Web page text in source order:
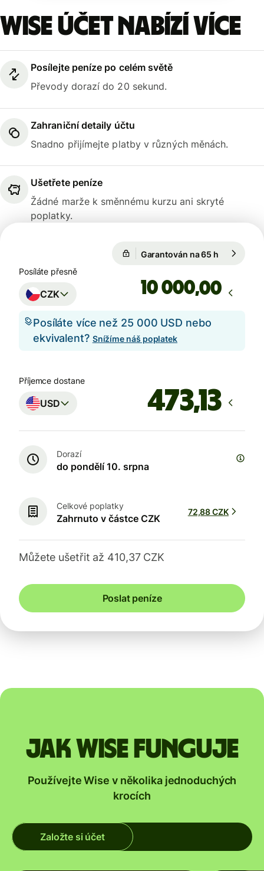
Wise účet nabízí více
Posílejte peníze po celém světě
Převody dorazí do 20 sekund.
Zahraniční detaily účtu
Snadno přijímejte platby v různých měnách.
Ušetřete peníze
Žádné marže k směnnému kurzu ani skryté
poplatky.
Garantován na 65 h
Posíláte přesně
CZK ,00
Posíláte více než 25 000 USD nebo
ekvivalent? Snížíme náš poplatek
Příjemce dostane
USD
Dorazí
do pondělí 10. srpna
Celkové poplatky
Zahrnuto v částce CZK
72,88 CZK
Můžete ušetřit až 410,37 CZK
Poslat peníze
Jak Wise funguje
Používejte Wise v několika jednoduchých
krocích
Založte si účet